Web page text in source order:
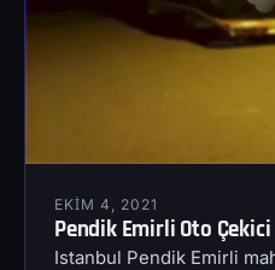
EKIM 4, 2021
Pendik Emirli Oto Çekici
Istanbul Pendik Emirli